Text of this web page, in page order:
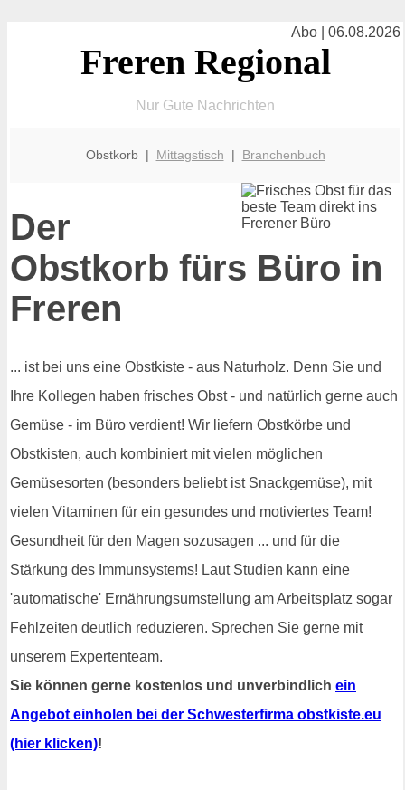
Abo | 06.08.2026
Freren Regional
Nur Gute Nachrichten
Obstkorb | Mittagstisch | Branchenbuch
Der
Obstkorb fürs Büro in
Freren
... ist bei uns eine Obstkiste - aus Naturholz. Denn Sie und
Ihre Kollegen haben frisches Obst - und natürlich gerne auch
Gemüse - im Büro verdient! Wir liefern Obstkörbe und
Obstkisten, auch kombiniert mit vielen möglichen
Gemüsesorten (besonders beliebt ist Snackgemüse), mit
vielen Vitaminen für ein gesundes und motiviertes Team!
Gesundheit für den Magen sozusagen ... und für die
Stärkung des Immunsystems! Laut Studien kann eine
'automatische' Ernährungsumstellung am Arbeitsplatz sogar
Fehlzeiten deutlich reduzieren. Sprechen Sie gerne mit
unserem Expertenteam.
Sie können gerne kostenlos und unverbindlich ein
Angebot einholen bei der Schwesterfirma obstkiste.eu
(hier klicken)!